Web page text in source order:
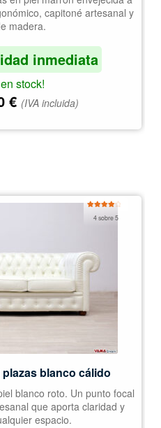
capitoné artesanal y
madera.
inmediata
stock!
€ (IVA incluida)
4 sobre 5
blanco cálido
blanco roto. Un punto focal
que aporta claridad y
espacio.